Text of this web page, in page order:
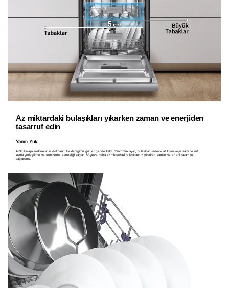
Az miktardaki bulaşıkları yıkarken zaman ve enerjiden
tasarruf edin
Yarım Yük
Artık, bulaşık makinesinin dolmasını beklediğimiz günler geride kaldı. Yarım Yük ayarı, bulaşıkları sadece alt kısım veya sadece üst
kısma yerleştirme ve temizleme esnekliği sağlar. Böylece daha az miktardaki bulaşıklarınızı yıkarken zaman ve enerji tasarrufu
sağlarsınız.